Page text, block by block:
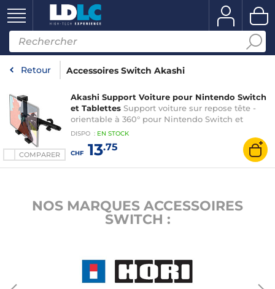
Retour Accessoires Switch Akashi
COMPARER
Akashi Support Voiture pour Nintendo Switch
et Tablettes Support voiture sur repose tête -
orientable à 360° pour Nintendo Switch et
Tablettes 7" à 11"
DISPO : EN STOCK
CHF13.75
NOS MARQUES ACCESSOIRES
SWITCH :